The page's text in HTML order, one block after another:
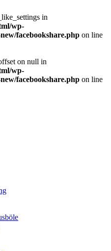
in
wp-
facebookshare.php on line
on null in
wp-
facebookshare.php on line